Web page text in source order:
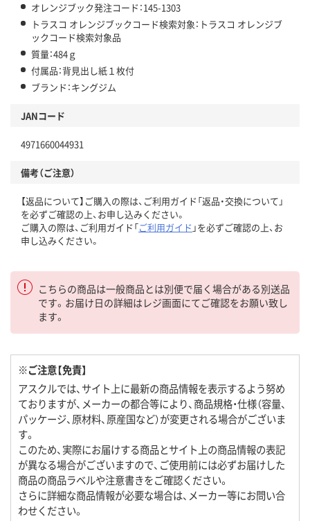
オレンジブック発注コード：145-1303
トラスコ オレンジブックコード検索対象：トラスコ オレンジブ
ックコード検索対象品
質量：484ｇ
付属品：背見出し紙１枚付
ブランド：キングジム
JANコード
4971660044931
備考（ご注意）
【返品について】ご購入の際は、ご利用ガイド「返品・交換について」
を必ずご確認の上、お申し込みください。
ご購入の際は、ご利用ガイド「ご利用ガイド 」を必ずご確認の上、お
申し込みください。
こちらの商品は一般商品とは別便で届く場合がある別送品
です。お届け日の詳細はレジ画面にてご確認をお願い致し
ます。
※ご注意【免責】
アスクルでは、サイト上に最新の商品情報を表示するよう努め
ておりますが、メーカーの都合等により、商品規格・仕様（容量、
パッケージ、原材料、原産国など）が変更される場合がございま
す。
このため、実際にお届けする商品とサイト上の商品情報の表記
が異なる場合がございますので、ご使用前には必ずお届けした
商品の商品ラベルや注意書きをご確認ください。
さらに詳細な商品情報が必要な場合は、メーカー等にお問い合
わせください。